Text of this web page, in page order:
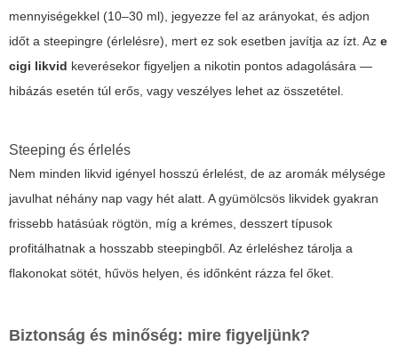
mennyiségekkel (10–30 ml), jegyezze fel az arányokat, és adjon
időt a steepingre (érlelésre), mert ez sok esetben javítja az ízt. Az e
cigi likvid keverésekor figyeljen a nikotin pontos adagolására —
hibázás esetén túl erős, vagy veszélyes lehet az összetétel.
Steeping és érlelés
Nem minden likvid igényel hosszú érlelést, de az aromák mélysége
javulhat néhány nap vagy hét alatt. A gyümölcsös likvidek gyakran
frissebb hatásúak rögtön, míg a krémes, desszert típusok
profitálhatnak a hosszabb steepingből. Az érleléshez tárolja a
flakonokat sötét, hűvös helyen, és időnként rázza fel őket.
Biztonság és minőség: mire figyeljünk?